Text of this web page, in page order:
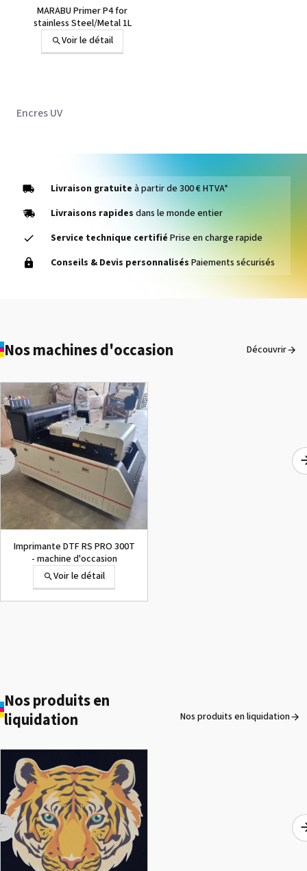
MARABU Primer P4 for
stainless Steel/Metal 1L
Voir le détail
Encres UV
Livraison gratuite à partir de 300 € HTVA*
Livraisons rapides dans le monde entier
Service technique certifié Prise en charge rapide
Conseils & Devis personnalisés Paiements sécurisés
Nos machines d'occasion Découvrir
Imprimante DTF RS PRO 300T
- machine d'occasion
Voir le détail
ROLAND DG VersaArt RE-640 /
OCCASION
Voir le détail
Nos produits en
liquidation
Nos produits en liquidation